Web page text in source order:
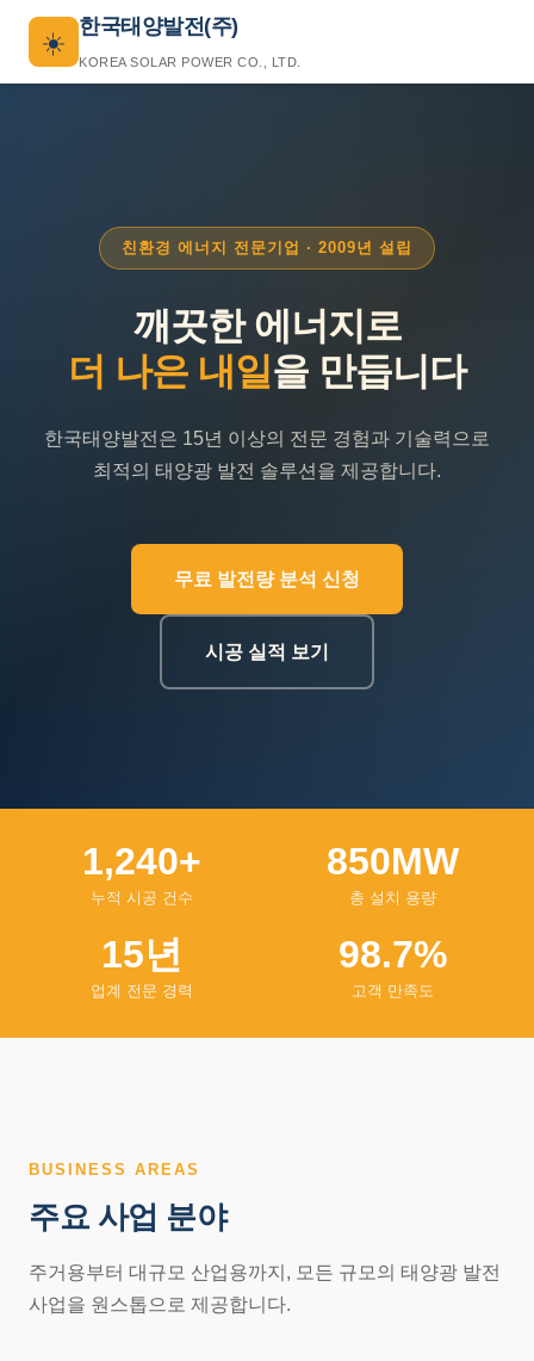
☀️
한국태양발전(주)
KOREA SOLAR POWER CO., LTD.
친환경 에너지 전문기업 · 2009년 설립
깨끗한 에너지로
더 나은 내일 을 만듭니다
한국태양발전은 15년 이상의 전문 경험과 기술력으로
최적의 태양광 발전 솔루션을 제공합니다.
무료 발전량 분석 신청
시공 실적 보기
1,240+
누적 시공 건수
850MW
총 설치 용량
15년
업계 전문 경력
98.7%
고객 만족도
BUSINESS AREAS
주요 사업 분야
주거용부터 대규모 산업용까지, 모든 규모의 태양광 발전
사업을 원스톱으로 제공합니다.